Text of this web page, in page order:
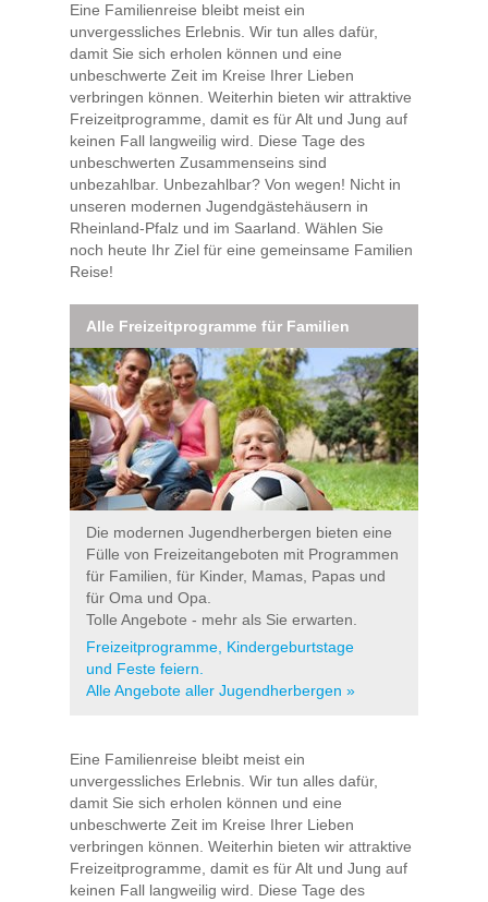
Eine Familienreise bleibt meist ein
unvergessliches Erlebnis. Wir tun alles dafür,
damit Sie sich erholen können und eine
unbeschwerte Zeit im Kreise Ihrer Lieben
verbringen können. Weiterhin bieten wir attraktive
Freizeitprogramme, damit es für Alt und Jung auf
keinen Fall langweilig wird. Diese Tage des
unbeschwerten Zusammenseins sind
unbezahlbar. Unbezahlbar? Von wegen! Nicht in
unseren modernen Jugendgästehäusern in
Rheinland-Pfalz und im Saarland. Wählen Sie
noch heute Ihr Ziel für eine gemeinsame Familien
Reise!
Alle Freizeitprogramme für Familien
Die modernen Jugendherbergen bieten eine
Fülle von Freizeitangeboten mit Programmen
für Familien, für Kinder, Mamas, Papas und
für Oma und Opa.
Tolle Angebote - mehr als Sie erwarten.
Freizeitprogramme, Kindergeburtstage
und Feste feiern.
Alle Angebote aller Jugendherbergen »
Eine Familienreise bleibt meist ein
unvergessliches Erlebnis. Wir tun alles dafür,
damit Sie sich erholen können und eine
unbeschwerte Zeit im Kreise Ihrer Lieben
verbringen können. Weiterhin bieten wir attraktive
Freizeitprogramme, damit es für Alt und Jung auf
keinen Fall langweilig wird. Diese Tage des